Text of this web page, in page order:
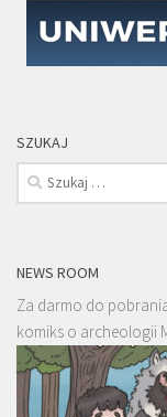
SZUKAJ
Szukaj:
NEWS ROOM
Za darmo do
komiks o archeologii